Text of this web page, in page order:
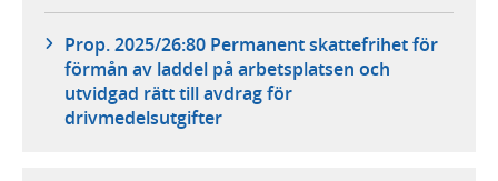
Prop. 2025/26:80 Permanent skattefrihet för
förmån av laddel på arbetsplatsen och
utvidgad rätt till avdrag för
drivmedelsutgifter